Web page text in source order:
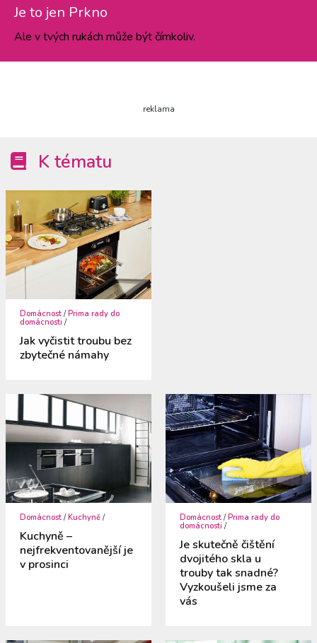
Je to jen Prkno
Ale v tvých rukách může být čímkoliv.
reklama
K tématu
Domácnost / Prima rady do
domácnosti /
Jak vyčistit troubu bez
zbytečné námahy
Domácnost /Kuchyně /
Kuchyně –
nejfrekventovanější je
v prosinci
Domácnost /Prima rady do
domácnosti /
Je skutečně čištění
dvojitého skla u
trouby tak snadné?
Vyzkoušeli jsme za
vás